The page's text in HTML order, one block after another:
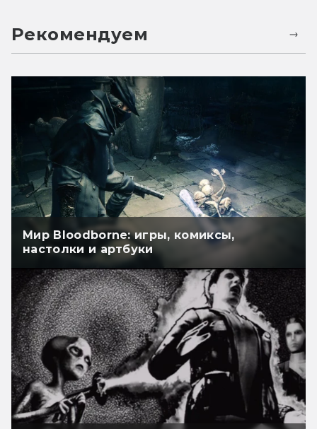
Рекомендуем
Мир Bloodborne: игры, комиксы,
настолки и артбуки